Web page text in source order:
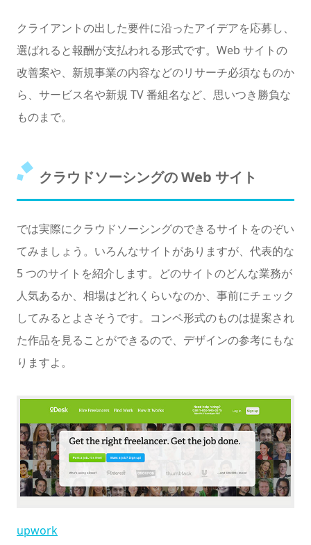
クライアントの出した要件に沿ったアイデアを応募し、
選ばれると報酬が支払われる形式です。Web サイトの
改善案や、新規事業の内容などのリサーチ必須なものか
ら、サービス名や新規 TV 番組名など、思いつき勝負な
ものまで。
クラウドソーシングの Web サイト
では実際にクラウドソーシングのできるサイトをのぞい
てみましょう。いろんなサイトがありますが、代表的な
5 つのサイトを紹介します。どのサイトのどんな業務が
人気あるか、相場はどれくらいなのか、事前にチェック
してみるとよさそうです。コンペ形式のものは提案され
た作品を見ることができるので、デザインの参考にもな
りますよ。
upwork